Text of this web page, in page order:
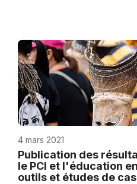
4 mars 2021
Publication des
le PCI et l'éducation
outils et études de cas